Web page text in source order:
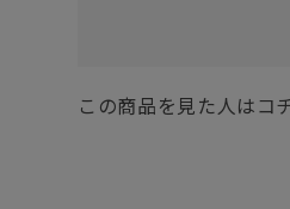
この商品を見た人はコ